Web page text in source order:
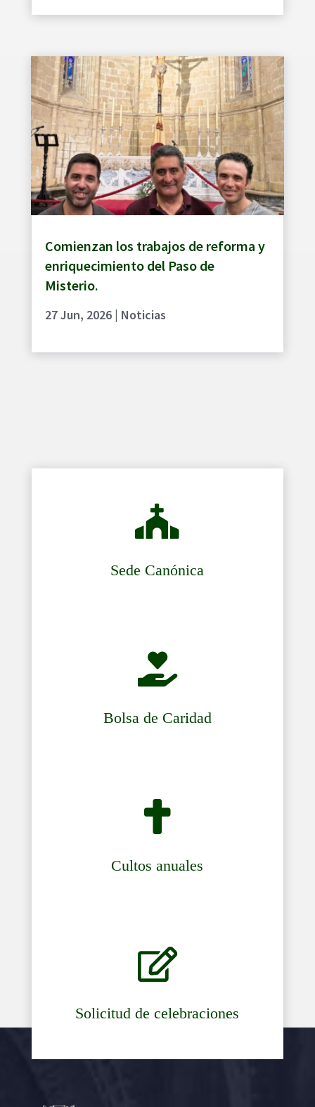
Comienzan los trabajos de reforma y
enriquecimiento del Paso de
Misterio.
27 Jun, 2026| Noticias

Sede Canónica

Bolsa de Caridad

Cultos anuales

Solicitud de celebraciones